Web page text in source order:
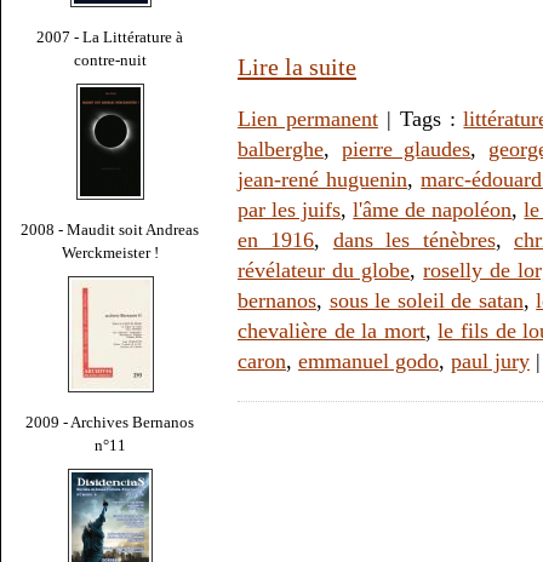
2007 - La Littérature à
contre-nuit
2008 - Maudit soit Andreas
Werckmeister !
2009 - Archives Bernanos
n°11
Lire la suite
Lien permanent| Tags :
balberghe, pierre glaudes,
jean-rené huguenin,marc-
par les juifs,l'âme de napoléon,
en 1916, dans les ténèbres,
révélateur du globe,roselly de
bernanos, sous le soleil de satan,
chevalière de la mort,le fils de
caron, emmanuel godo, paul jury